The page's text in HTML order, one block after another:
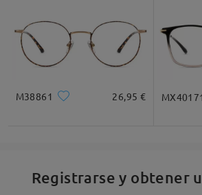
M38861 26,95 € MX40171
Registrarse y obtener